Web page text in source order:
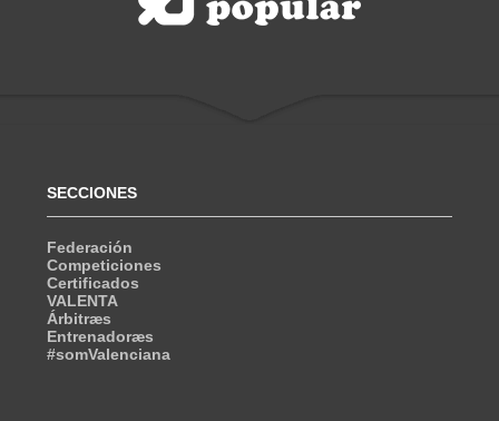
SECCIONES
Federación
Competiciones
Certificados
VALENTA
Árbitræs
Entrenadoræs
#somValenciana